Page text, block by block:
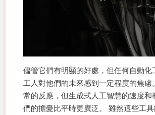
儘管它們有明顯的好處，但任何自動化
工人對他們的未來感到一定程度的焦慮
常的反應，但生成式人工智慧的速度和
們的擔憂比平時更廣泛。 雖然這些工